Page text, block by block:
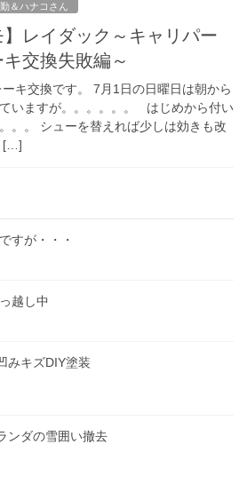
＆ハナコさん
】レイダック～キャリパー
交換失敗編～
キ交換です。 7月1日の日曜日は朝から
いますが。。。。。。 はじめから付い
。。 シューを替えれば少しは効きも改
[…]
すが・・・
越し中
みキズDIY塗装
ンダの雪囲い撤去